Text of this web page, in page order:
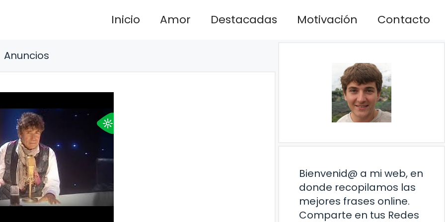
Inicio Amor Destacadas Motivación Contacto
Anuncios
Bienvenid@ a mi web, en
donde recopilamos las
mejores frases online.
Comparte en tus Redes